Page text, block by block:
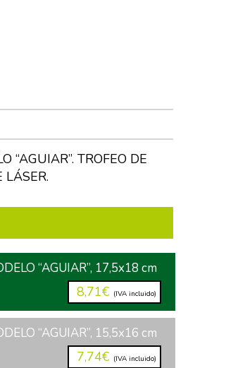
“AGUIAR”. TROFEO DE
LÁSER.
“AGUIAR”, 17,5x18 cm
8,71€ (IVA incluido)
“AGUIAR”, 15,5x16 cm
7,74€ (IVA incluido)